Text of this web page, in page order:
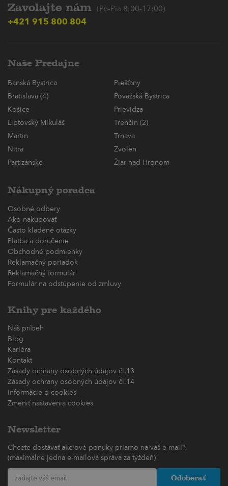
Zavolajte nám (Po-Pia 8:00-17:00)
+421 915 800 804
Naše Predajne
Banská Bystrica
Piešťany
Bratislava (4)
Považská Bystrica
Košice
Prievidza
Liptovský Mikuláš
Trenčín (2)
Martin
Trnava
Nitra
Zvolen
Partizánske
Žiar nad Hronom
Nákupný poradca
Osobné odbery
Ako nakupovať
Často kladené otázky
Platba a doručenie
Obchodné podmienky
Reklamačný poriadok
Reklamačný formulár
Formulár na odstúpenie od zmluvy
Knihy pre každého
Náš príbeh
Blog
Kariéra
Kontakt
Zásady ochrany osobných údajov čl.13
Zásady ochrany osobných údajov čl.14
Informácie o cookies
Zmeniť nastavenia cookies
Newsletter
Chcete dostávať akciové ponuky priamo na váš e-mail?
(maximálne jedna e-mailová správa za týždeň)
Odoberať